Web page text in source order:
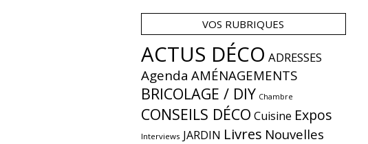
VOS RUBRIQUES
ACTUS DÉCO ADRESSES
Agenda AMÉNAGEMENTS
BRICOLAGE / DIY Chambre
CONSEILS DÉCO Cuisine Expos
Interviews JARDIN Livres Nouvelles